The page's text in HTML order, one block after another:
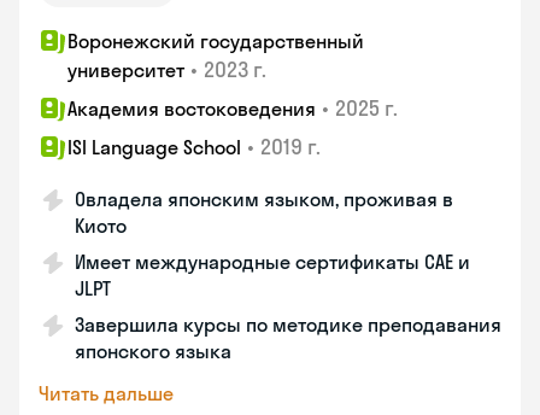
Воронежский государственный
университет • 2023 г.
Академия востоковедения • 2025 г.
ISI Language School • 2019 г.
Овладела японским языком, проживая в
Киото
Имеет международные сертификаты CAE и
JLPT
Завершила курсы по методике преподавания
японского языка
Читать дальше